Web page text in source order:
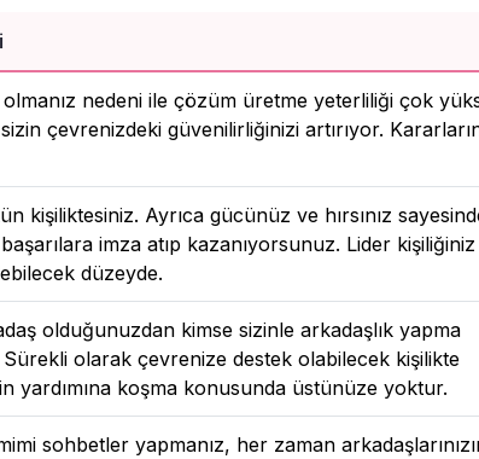
nedeni ile çözüm üretme yeterliliği çok
çevrenizdeki güvenilirliğinizi artırıyor.
kişiliktesiniz. Ayrıca gücünüz ve hırsınız
imza atıp kazanıyorsunuz. Lider
düzeyde.
olduğunuzdan kimse sizinle arkadaşlık yapma
olarak çevrenize destek olabilecek kişilikte
yardımına koşma konusunda üstünüze yoktur.
sohbetler yapmanız, her zaman